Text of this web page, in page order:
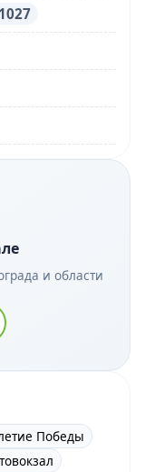
1027
и области
Победы